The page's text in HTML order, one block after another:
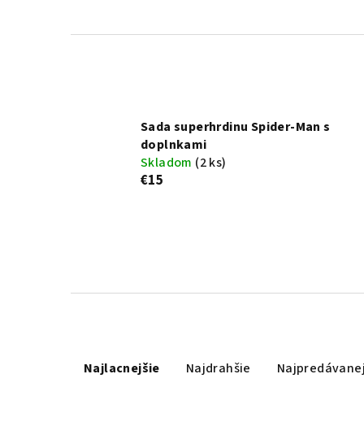
Sada superhrdinu Spider-Man s
doplnkami
Skladom (2 ks)
€15
aNajlacnejšie Najdrahšie